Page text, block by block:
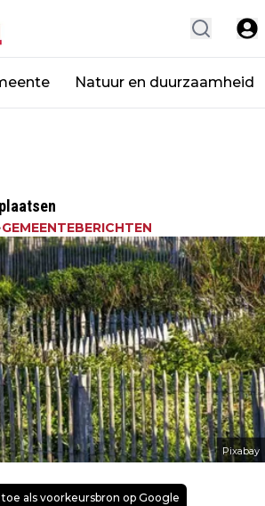
Natuur en duurzaamheid
GEMEENTEBERICHTEN
Pixabay
als voorkeursbron op Google